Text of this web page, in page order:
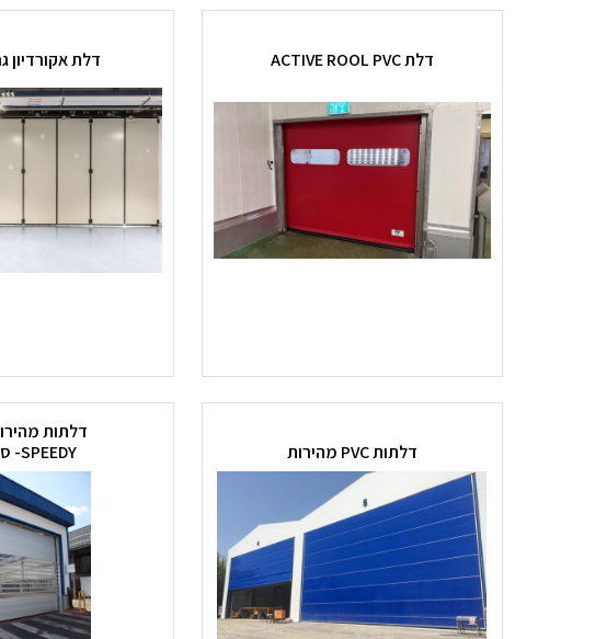
דלת ACTIVE ROOL PVC דלת אקורדיון
דלתות PVC מהירות
דלתות
SPEEDY- ספידי